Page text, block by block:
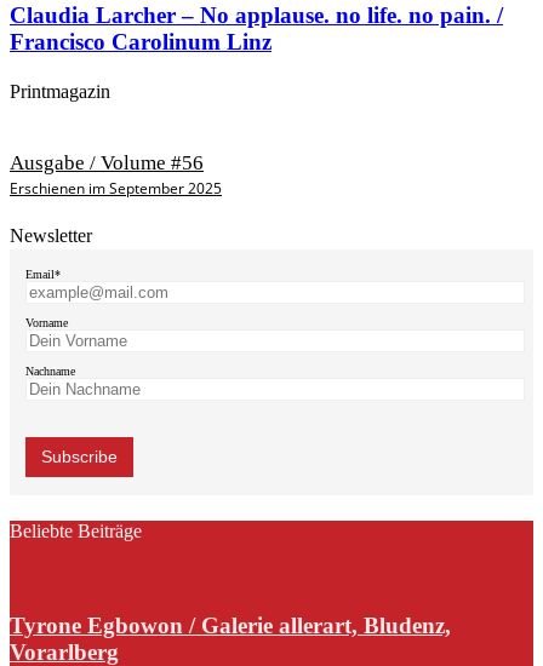
Claudia Larcher – No applause. no life. no pain. /
Francisco Carolinum Linz
Printmagazin
Ausgabe / Volume #56
Erschienen im September 2025
Newsletter
Email*
Vorname
Nachname
Beliebte Beiträge
Tyrone Egbowon / Galerie allerart, Bludenz,
Vorarlberg